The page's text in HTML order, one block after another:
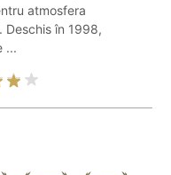
atmosfera
Deschis în 1998,
...